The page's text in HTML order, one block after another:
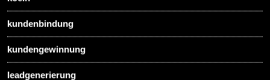
kundenbindung
kundengewinnung
leadgenerierung